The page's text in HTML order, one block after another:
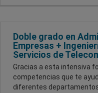
Doble grado en
Empresas +
Servicios de
Gracias a esta intensiva
competencias que te
diferentes